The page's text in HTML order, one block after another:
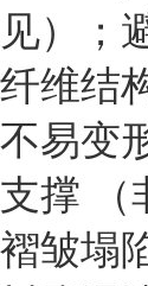
见）；
纤维结
不易变
支撑
褶皱塌